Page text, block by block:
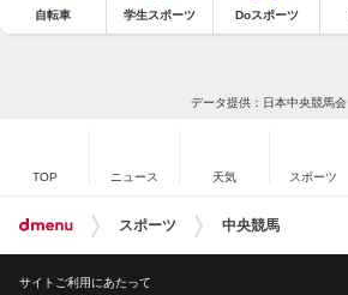
自転車 学生スポーツ Doスポーツ
データ提供：日本中央競馬会
TOP ニュース 天気 スポーツ
スポーツ 中央競馬
サイトご利用にあたって